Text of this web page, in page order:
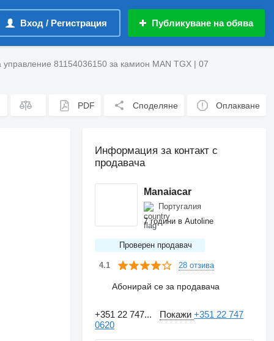
Вход / Регистрация Публикуване на обява
управление 81154036150 за камион MAN TGX | 07
PDF Споделяне Оплакване
Информация за контакт с
продавача
Manaiacar
Португалия
7 години в Autoline
Проверен продавач
4.1 28 отзива
Абонирай се за продавача
+351 22 747... Покажи+351 22 747
0620